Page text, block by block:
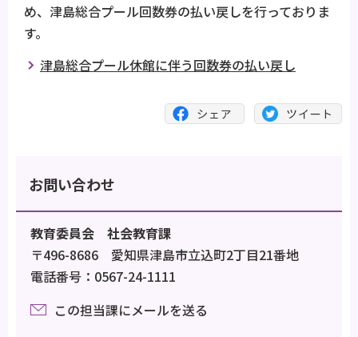
め、津島総合プール回数券の払い戻しを行っておりま
す。
津島総合プール休館に伴う回数券の払い戻し
お問い合わせ
教育委員会 社会教育課
〒496-8686 愛知県津島市立込町2丁目21番地
電話番号：0567-24-1111
この担当課にメールを送る